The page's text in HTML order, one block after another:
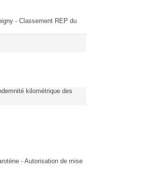
- Classement REP du
kilométrique des
- Autorisation de mise